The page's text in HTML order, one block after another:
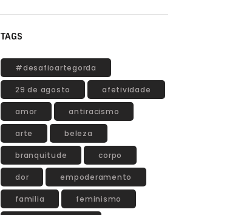
TAGS
#desafioartegorda
29 de agosto afetividade
amor antiracismo
arte beleza
branquitude corpo
dor empoderamento
familia feminismo